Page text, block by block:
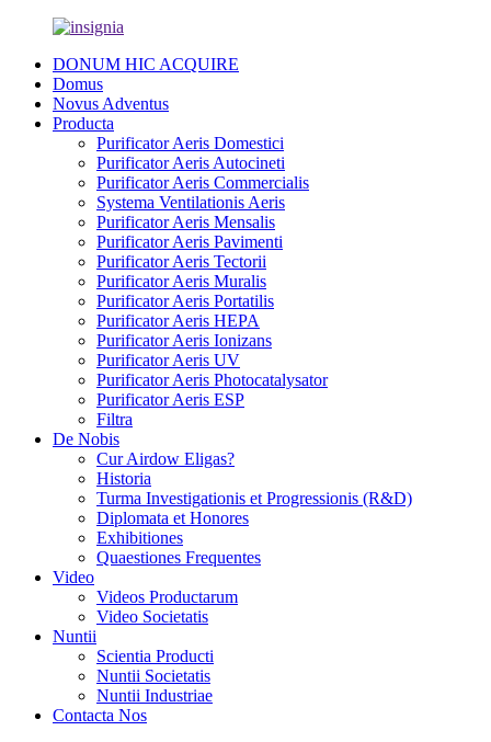
DONUM HIC ACQUIRE
Domus
Novus Adventus
Producta
Purificator Aeris Domestici
Purificator Aeris Autocineti
Purificator Aeris Commercialis
Systema Ventilationis Aeris
Purificator Aeris Mensalis
Purificator Aeris Pavimenti
Purificator Aeris Tectorii
Purificator Aeris Muralis
Purificator Aeris Portatilis
Purificator Aeris HEPA
Purificator Aeris Ionizans
Purificator Aeris UV
Purificator Aeris Photocatalysator
Purificator Aeris ESP
Filtra
De Nobis
Cur Airdow Eligas?
Historia
Turma Investigationis et Progressionis (R&D)
Diplomata et Honores
Exhibitiones
Quaestiones Frequentes
Video
Videos Productarum
Video Societatis
Nuntii
Scientia Producti
Nuntii Societatis
Nuntii Industriae
Contacta Nos